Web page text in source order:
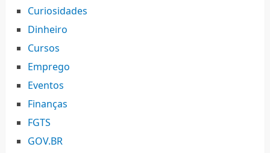
Curiosidades
Dinheiro
Cursos
Emprego
Eventos
Finanças
FGTS
GOV.BR